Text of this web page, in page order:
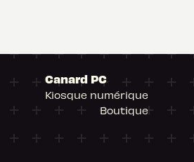
Canard PC
Kiosque numérique
Boutique